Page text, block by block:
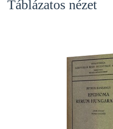
Táblázatos nézet
Ransano,
Epithoma
Hungararum id
Omnium
Primus et